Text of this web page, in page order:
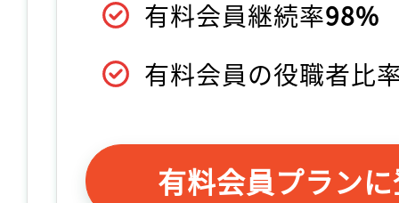
有料会員継続率98%
有料会員の役職者比
有料会員プラン